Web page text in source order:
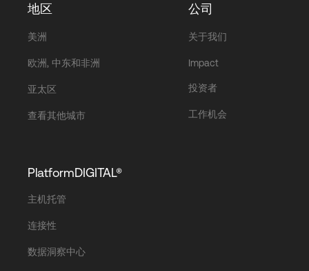
地区
美洲
欧洲, 中东和非洲
亚太区
查看其他城市
公司
关于我们
Impact
投资者
工作机会
PlatformDIGITAL®
主机托管
连接性
数据洞察中心